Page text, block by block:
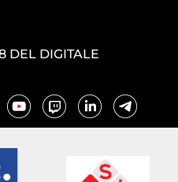
DEL DIGITALE